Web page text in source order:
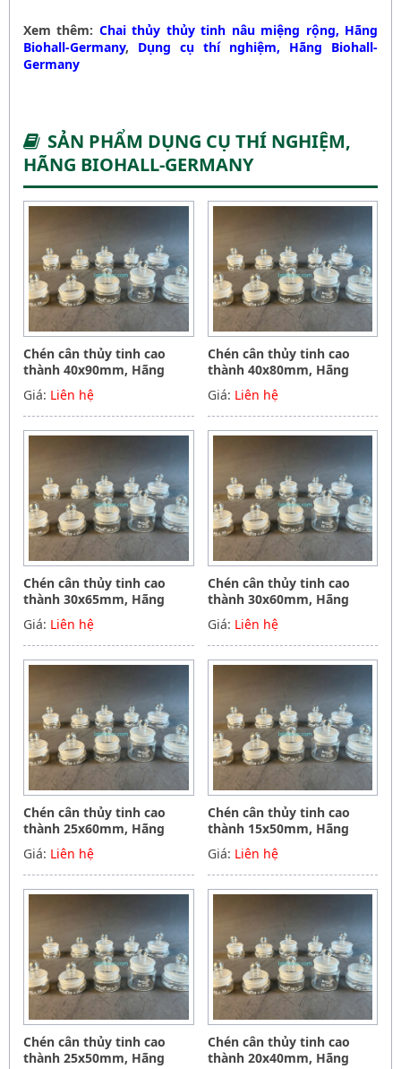
Xem thêm: Chai thủy thủy tinh nâu miệng rộng, Hãng
Biohall-Germany, Dụng cụ thí nghiệm, Hãng Biohall-
Germany
SẢN PHẨM DỤNG CỤ THÍ NGHIỆM,
HÃNG BIOHALL-GERMANY
Chén cân thủy tinh cao
thành 40x90mm, Hãng
Biohall-Germany
Giá: Liên hệ
Chén cân thủy tinh cao
thành 40x80mm, Hãng
Biohall-Germany
Giá: Liên hệ
Chén cân thủy tinh cao
thành 30x65mm, Hãng
Biohall-Germany
Giá: Liên hệ
Chén cân thủy tinh cao
thành 30x60mm, Hãng
Biohall-Germany
Giá: Liên hệ
Chén cân thủy tinh cao
thành 25x60mm, Hãng
Biohall-Germany
Giá: Liên hệ
Chén cân thủy tinh cao
thành 15x50mm, Hãng
Biohall-Germany
Giá: Liên hệ
Chén cân thủy tinh cao
thành 25x50mm, Hãng
Chén cân thủy tinh cao
thành 20x40mm, Hãng